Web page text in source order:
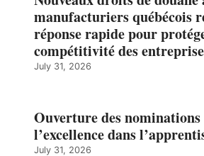
manufacturiers québécois
réponse rapide pour
compétitivité des
July 31, 2026
Ouverture des
l’excellence dans
July 31, 2026